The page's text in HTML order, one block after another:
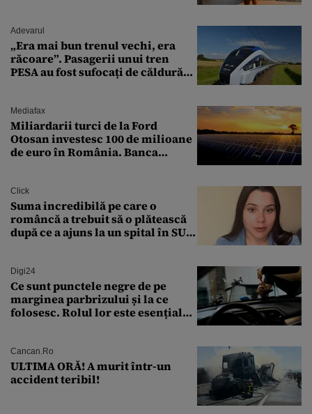
Adevarul
„Era mai bun trenul vechi, era
răcoare”. Pasagerii unui tren
PESA au fost sufocați de căldură
Mediafax
Miliardarii turci de la Ford
Otosan investesc 100 de milioane
de euro în România. Banca
Click
Suma incredibilă pe care o
româncă a trebuit să o plătească
după ce a ajuns la un spital în SUA:
Digi24
Ce sunt punctele negre de pe
marginea parbrizului și la ce
folosesc. Rolul lor este esențial
Cancan.ro
ULTIMA ORĂ! A murit într-un
accident teribil!